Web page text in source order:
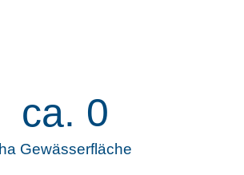
ca. 0
ha Gewässerfläche